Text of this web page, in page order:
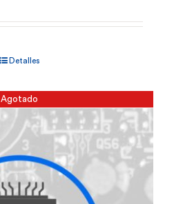
Detalles
Agotado